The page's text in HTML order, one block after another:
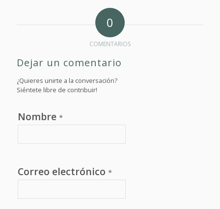
0
COMENTARIOS
Dejar un comentario
¿Quieres unirte a la conversación?
Siéntete libre de contribuir!
Nombre *
Correo electrónico *